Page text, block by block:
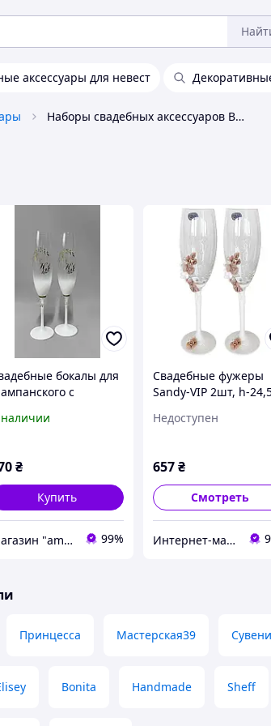
аксессуары для невест
Наборы свадебных аксессуаров Bohemia
бокалы для
с
Свадебные бокалы
₴
Купить
Магазин "amourshop.net" (Амуршоп) 99%
Свадебные фужеры
Sandy-VIP 2шт, h-
Недоступен
657₴
Смотреть
Интернет-магазин подарков Present4you
Принцесса Мастерская39
Bonita Handmade Sheff